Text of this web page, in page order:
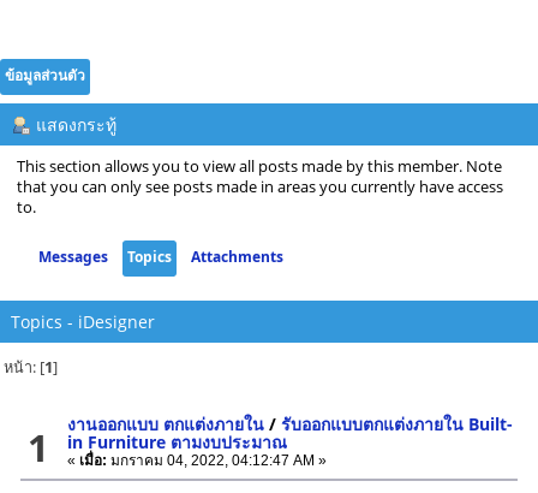
ข้อมูลส่วนตัว
แสดงกระทู้
This section allows you to view all posts made by this member. Note
that you can only see posts made in areas you currently have access
to.
Messages Topics Attachments
Topics - iDesigner
หน้า: [1]
1 งานออกแบบ ตกแต่งภายใน /รับออกแบบตกแต่งภายใน Built-
in Furniture ตามงบประมาณ
« เมื่อ: มกราคม 04, 2022, 04:12:47 AM »